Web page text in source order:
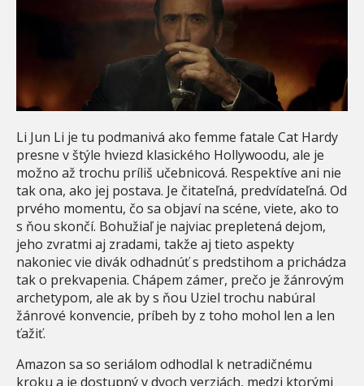
Li Jun Li je tu podmanivá ako femme fatale Cat Hardy
presne v štýle hviezd klasického Hollywoodu, ale je
možno až trochu príliš učebnicová. Respektíve ani nie
tak ona, ako jej postava. Je čitateľná, predvídateľná. Od
prvého momentu, čo sa objaví na scéne, viete, ako to
s ňou skončí. Bohužiaľ je najviac prepletená dejom,
jeho zvratmi aj zradami, takže aj tieto aspekty
nakoniec vie divák odhadnúť s predstihom a prichádza
tak o prekvapenia. Chápem zámer, prečo je žánrovým
archetypom, ale ak by s ňou Uziel trochu nabúral
žánrové konvencie, príbeh by z toho mohol len a len
ťažiť.
Amazon sa so seriálom odhodlal k netradičnému
kroku a je dostupný v dvoch verziách, medzi ktorými